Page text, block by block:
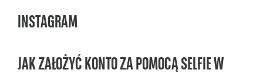
INSTAGRAM
JAK ZAŁOŻYĆ KONTO ZA POMOCĄ SELFIE W